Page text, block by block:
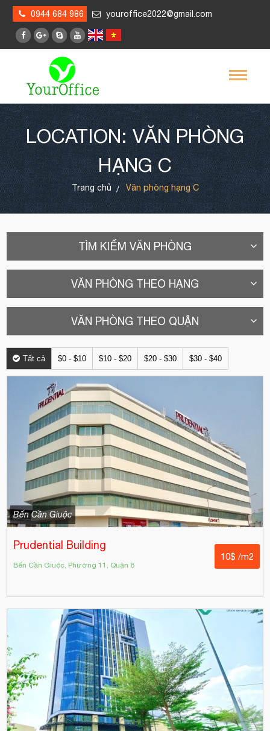
0944 684 986 youroffice2022@gmail.com
LOCATION: VĂN PHÒNG
HẠNG C
Trang chủ Văn phòng hạng C
TÌM KIẾM VĂN PHÒNG
VĂN PHÒNG THEO HẠNG
VĂN PHÒNG THEO QUẬN
Tất cả $0 - $10 $10 - $20 $20 - $30 $30 - $40
Bến Cần Giuộc
Prudential Building
Bến Cần Giuộc, Phường 11, Quận 8
10$ /m2